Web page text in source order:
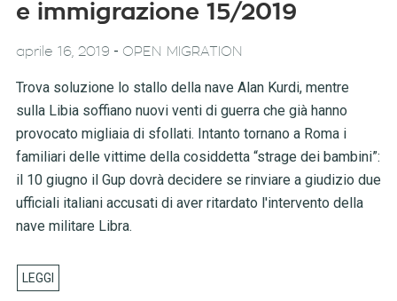
e immigrazione 15/2019
aprile 16, 2019 - OPEN MIGRATION
Trova soluzione lo stallo della nave Alan Kurdi, mentre
sulla Libia soffiano nuovi venti di guerra che già hanno
provocato migliaia di sfollati. Intanto tornano a Roma i
familiari delle vittime della cosiddetta “strage dei bambini”:
il 10 giugno il Gup dovrà decidere se rinviare a giudizio due
ufficiali italiani accusati di aver ritardato l'intervento della
nave militare Libra.